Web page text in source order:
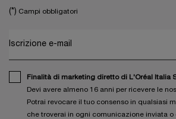
(*) Campi obbligatori
Iscrizione e-mail
Finalità di marketing diretto di L'Oréal Italia
Devi avere almeno 16 anni per ricevere le
Potrai revocare il tuo consenso in qualsiasi
che troverai in ogni comunicazione inviata